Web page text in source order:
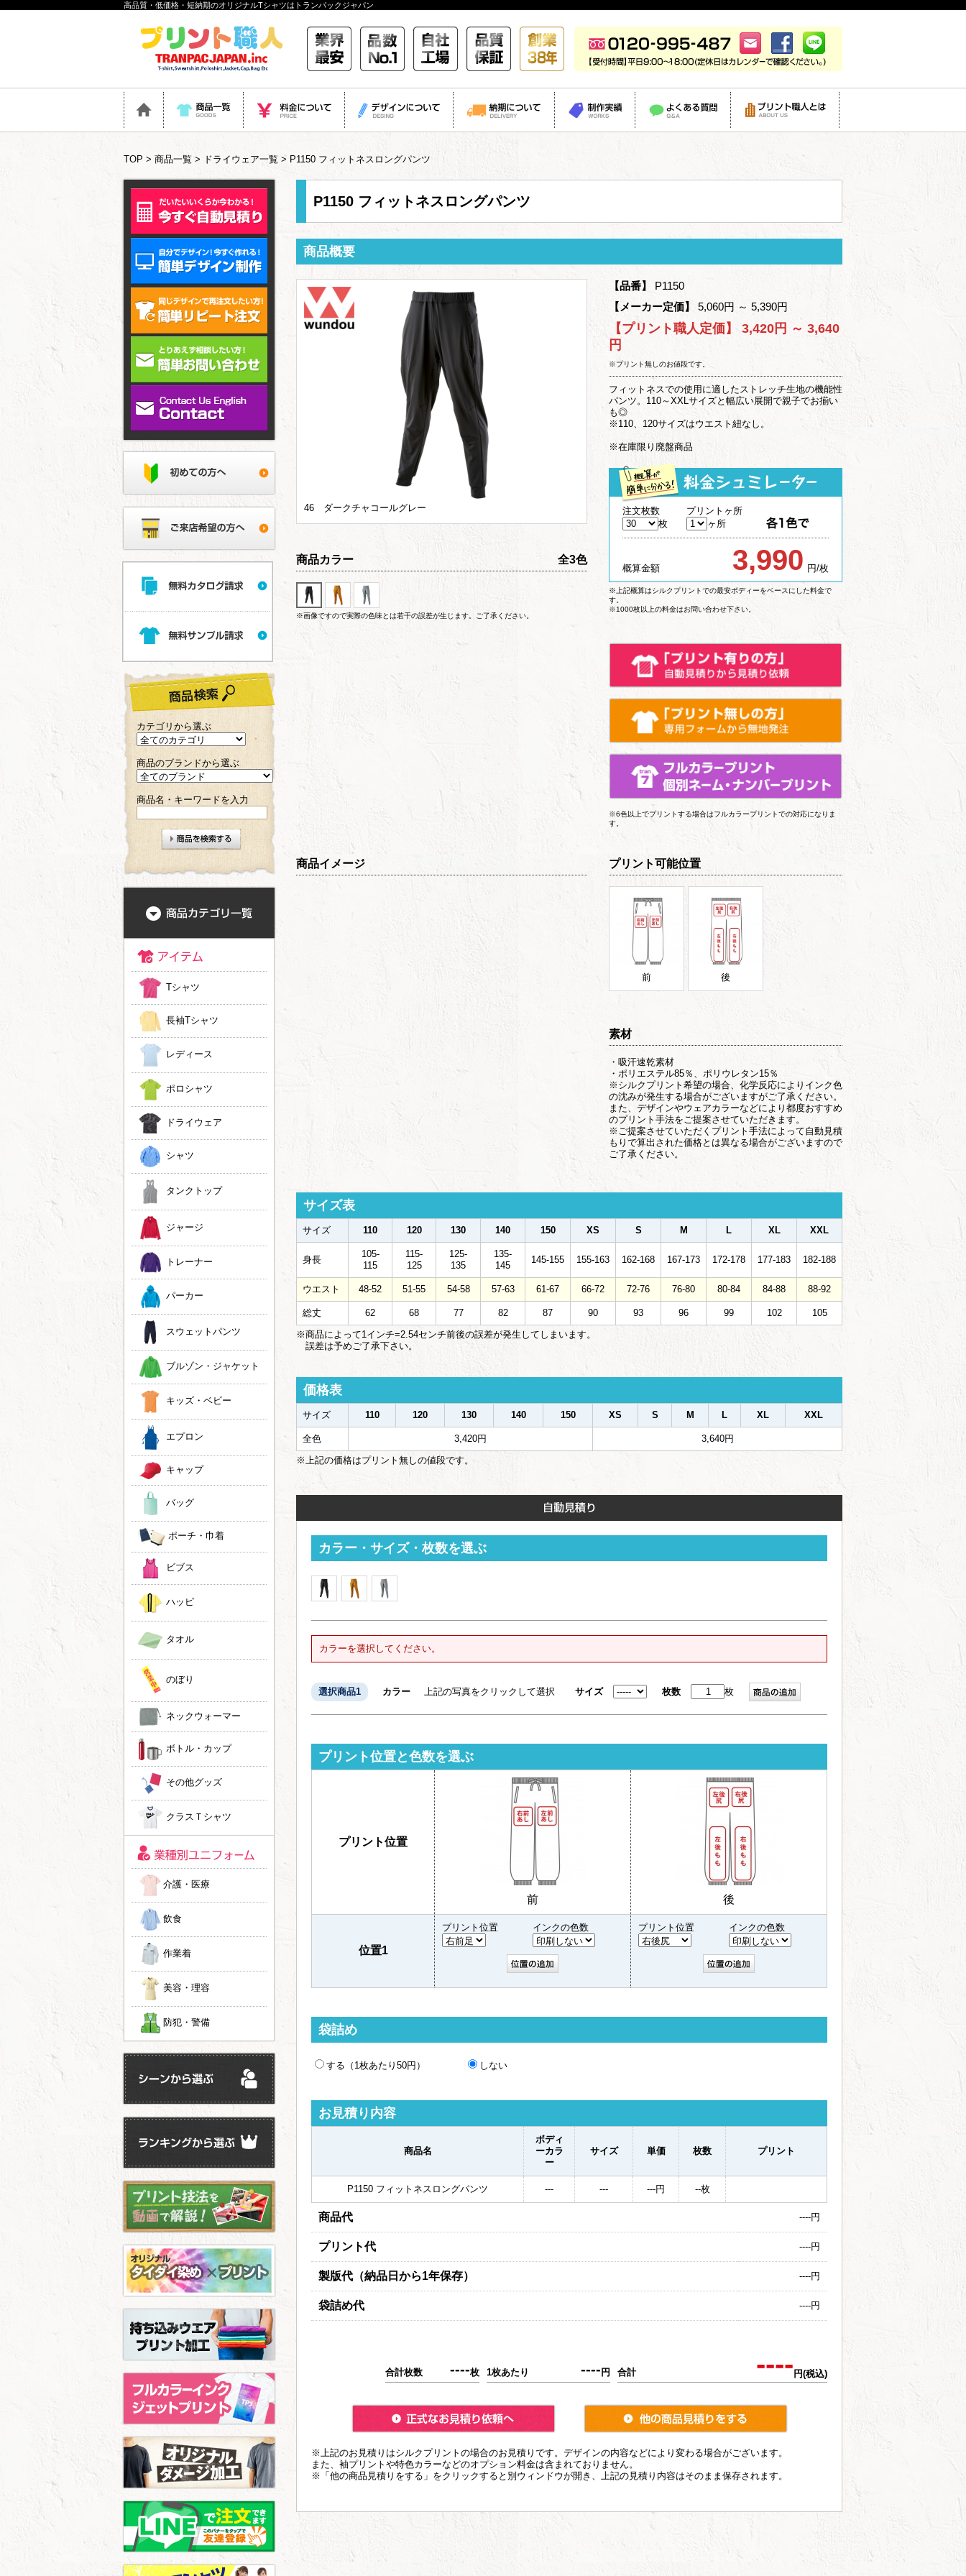
高品質・低価格・短納期のオリジナルTシャツはトランパックジャパン
TOP > 商品一覧 > ドライウェア一覧 > P1150 フィットネスロングパンツ
P1150 フィットネスロングパンツ
商品概要
46 ダークチャコールグレー
商品カラー 全3色
※画像ですので実際の色味とは若干の誤差が生じます。ご了承ください。
【品番】
P1150
【メーカー定価】
5,060円 ～ 5,390円
【プリント職人定価】
3,420円 ～ 3,640
円
※プリント無しのお値段です。
フィットネスでの使用に適したストレッチ生地の機能性
パンツ。110～XXLサイズと幅広い展開で親子でお揃い
も◎
※110、120サイズはウエスト紐なし。
※在庫限り廃盤商品
注文枚数
プリントヶ所
枚
ヶ所
概算金額 3,990 円/枚
※上記概算はシルクプリントでの最安ボディーをベースにした料金で
す。
※1000枚以上の料金はお問い合わせ下さい。
※6色以上でプリントする場合はフルカラープリントでの対応になりま
す。
商品イメージ プリント可能位置
前 後
素材
・吸汗速乾素材
・ポリエステル85％、ポリウレタン15％
※シルクプリント希望の場合、化学反応によりインク色
の沈みが発生する場合がございますがご了承ください。
また、デザインやウェアカラーなどにより都度おすすめ
のプリント手法をご提案させていただきます。
※ご提案させていただくプリント手法によって自動見積
もりで算出された価格とは異なる場合がございますので
ご了承ください。
サイズ表
サイズ 110 120 130 140 150 XS S M L XL XXL
身長
105-
115
115-
125
125-
135
135-
145
145-155 155-163 162-168 167-173 172-178 177-183 182-188
ウエスト 48-52 51-55 54-58 57-63 61-67 66-72 72-76 76-80 80-84 84-88 88-92
総丈 62 68 77 82 87 90 93 96 99 102
105
※商品によって1インチ=2.54センチ前後の誤差が発生してしまいます。
誤差は予めご了承下さい。
価格表
サイズ 110 120 130 140 150 XS S M L XL XXL
全色 3,420円
3,640円
※上記の価格はプリント無しの値段です。
カラー・サイズ・枚数を選ぶ
カラーを選択してください。
選択商品1 カラー 上記の写真をクリックして選択 サイズ 枚数 枚
プリント位置と色数を選ぶ
プリント位置
前 後
位置1
プリント位置 インクの色数 プリント位置 インクの色数
袋詰め
する（1枚あたり50円） しない
お見積り内容
商品名
ボディ
ーカラ
ー
サイズ 単価 枚数 プリント
P1150 フィットネスロングパンツ --- --- ---円 --枚
商品代 ----円
プリント代 ----円
製版代（納品日から1年保存） ----円
袋詰め代 ----円
合計枚数 ----枚 1枚あたり ----円 合計 ----円(税込)
※上記のお見積りはシルクプリントの場合のお見積りです。デザインの内容などにより変わる場合がございます。
また、袖プリントや特色カラーなどのオプション料金は含まれておりません。
※「他の商品見積りをする」をクリックすると別ウィンドウが開き、上記の見積り内容はそのまま保存されます。
カテゴリから選ぶ
商品のブランドから選ぶ
商品名・キーワードを入力
Tシャツ
長袖Tシャツ
レディース
ポロシャツ
ドライウェア
シャツ
タンクトップ
ジャージ
トレーナー
パーカー
スウェットパンツ
ブルゾン・ジャケット
キッズ・ベビー
エプロン
キャップ
バッグ
ポーチ・巾着
ビブス
ハッピ
タオル
のぼり
ネックウォーマー
ボトル・カップ
その他グッズ
クラスＴシャツ
介護・医療
飲食
作業着
美容・理容
防犯・警備